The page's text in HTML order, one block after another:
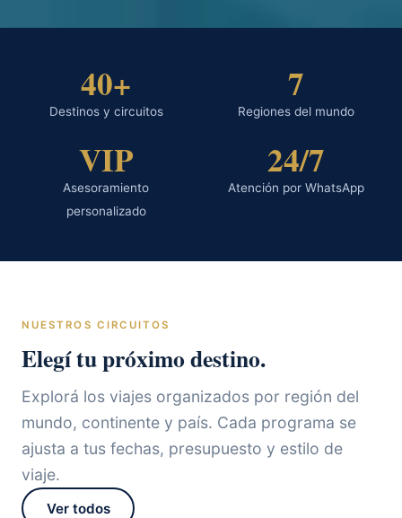
40+
Destinos y circuitos
7
Regiones del mundo
VIP
Asesoramiento
personalizado
24/7
Atención por WhatsApp
NUESTROS CIRCUITOS
Elegí tu próximo destino.
Explorá los viajes organizados por región del
mundo, continente y país. Cada programa se
ajusta a tus fechas, presupuesto y estilo de
viaje.
Ver todos